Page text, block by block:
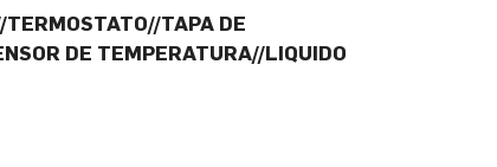
TERMOSTATO//TAPA DE
DE TEMPERATURA//LIQUIDO